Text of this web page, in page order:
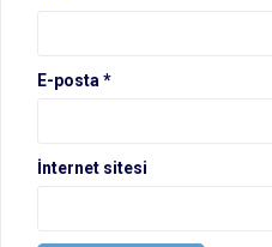
E-posta *
İnternet sitesi